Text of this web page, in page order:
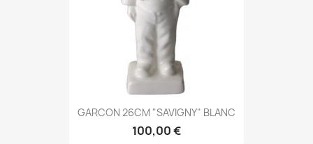
GARCON 26CM "SAVIGNY" BLANC
100,00 €